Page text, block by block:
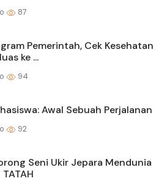
87
Pemerintah, Cek Kesehatan
ke ...
94
Awal Sebuah Perjalanan
92
Seni Ukir Jepara Mendunia